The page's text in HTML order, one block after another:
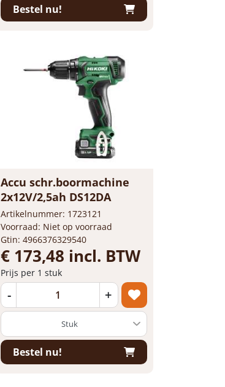
Bestel nu!
Accu schr.boormachine
2x12V/2,5ah DS12DA
Artikelnummer: 1723121
Voorraad: Niet op voorraad
Gtin: 4966376329540
€ 173,48 incl. BTW
Prijs per 1 stuk
- +
Bestel nu!